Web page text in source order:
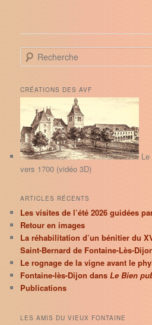
e
h
e
r
h
e
CRÉATIONS DES AVF
vers 1700 (vidéo 3D)
ARTICLES RÉCENTS
Les visites de l’été 2026 guidées
Retour en images
La réhabilitation d’un bénitier du
Saint-Bernard de Fontaine-Lès-
Le rognage de la vigne avant le
Fontaine-lès-Dijon dansLe Bien
Publications
LES AMIS DU VIEUX FONTAINE